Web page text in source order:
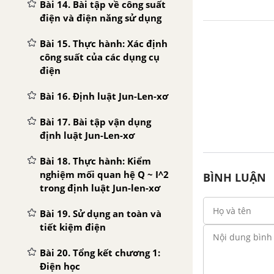
Bài 14. Bài tập về công suất
điện và điện năng sử dụng
Bài 15. Thực hành: Xác định
công suất của các dụng cụ
điện
Bài 16. Định luật Jun-Len-xơ
Bài 17. Bài tập vận dụng
định luật Jun-Len-xơ
Bài 18. Thực hành: Kiểm
nghiệm mối quan hệ Q ~ I^2
trong định luật Jun-len-xơ
Bài 19. Sử dụng an toàn và
tiết kiệm điện
Bài 20. Tổng kết chương 1:
Điện học
BÌNH LUẬN